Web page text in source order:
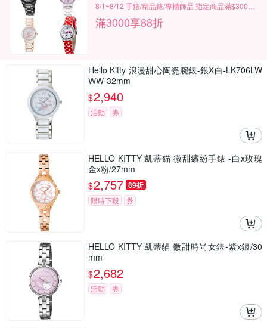
滿3000享88折
Hello Kitty 浪漫甜心陶瓷腕錶-銀X白-LK706LW
WW-32mm
$2,940
活動 券
HELLO KITTY 凱蒂貓 微甜繽紛手錶 -白x玫瑰
金x粉/27mm
$2,757 89折
限時下殺 券
HELLO KITTY 凱蒂貓 微甜時尚女錶-紫x銀/30
mm
$2,682
活動 券